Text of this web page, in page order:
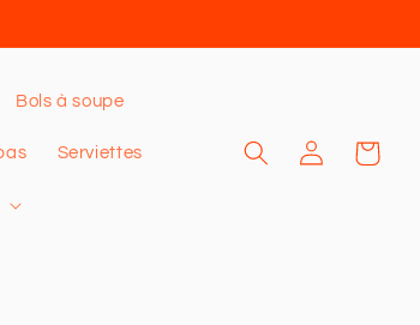
Bols à soupe
Serviettes ConnexionPanier